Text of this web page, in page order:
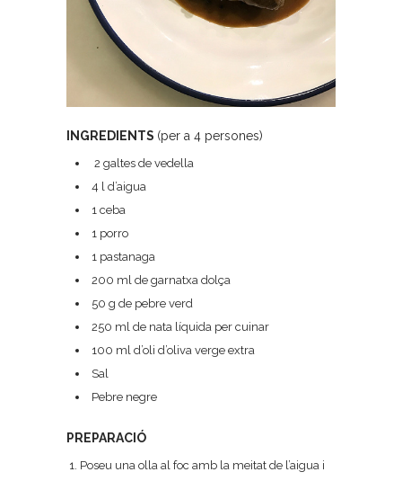
INGREDIENTS (per a 4 persones)
2 galtes de vedella
4 l d’aigua
1 ceba
1 porro
1 pastanaga
200 ml de garnatxa dolça
50 g de pebre verd
250 ml de nata líquida per cuinar
100 ml d’oli d’oliva verge extra
Sal
Pebre negre
PREPARACIÓ
Poseu una olla al foc amb la meitat de l’aigua i